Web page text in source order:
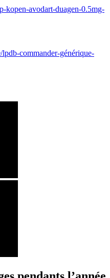
kopen-avodart-duagen-0.5mg-
commander-générique-